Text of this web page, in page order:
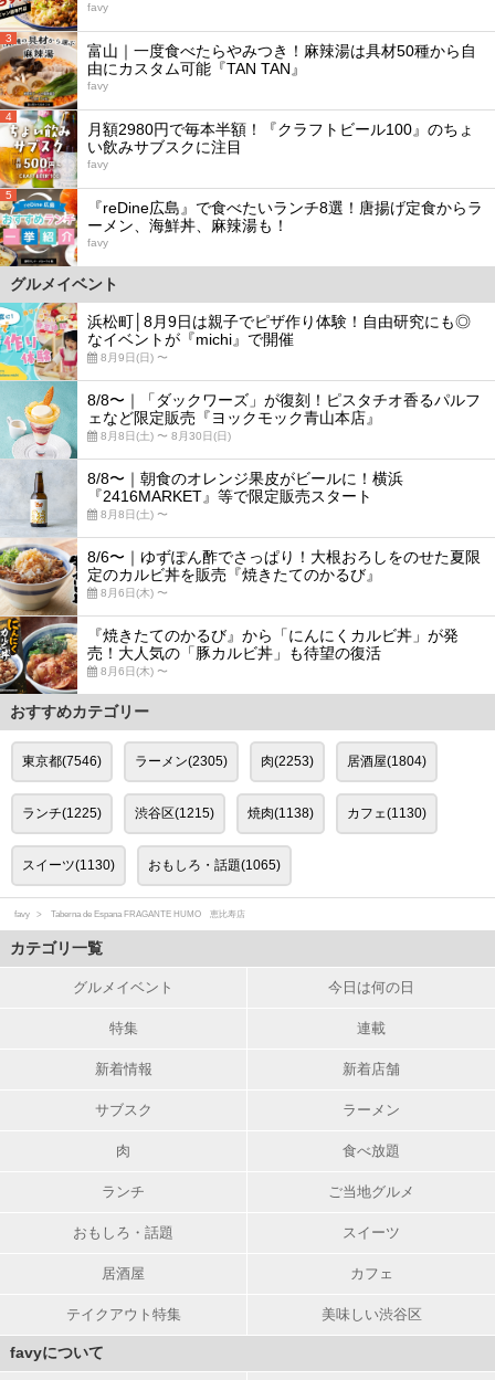
favy
3
富山｜一度食べたらやみつき！麻辣湯は具材50種から自
由にカスタム可能『TAN TAN』
favy
4
月額2980円で毎本半額！『クラフトビール100』のちょ
い飲みサブスクに注目
favy
5
『reDine広島』で食べたいランチ8選！唐揚げ定食からラ
ーメン、海鮮丼、麻辣湯も！
favy
グルメイベント
浜松町│8月9日は親子でピザ作り体験！自由研究にも◎
なイベントが『michi』で開催
8月9日(日) 〜
8/8〜｜「ダックワーズ」が復刻！ピスタチオ香るパルフ
ェなど限定販売『ヨックモック青山本店』
8月8日(土) 〜 8月30日(日)
8/8〜｜朝食のオレンジ果皮がビールに！横浜
『2416MARKET』等で限定販売スタート
8月8日(土) 〜
8/6〜｜ゆずぽん酢でさっぱり！大根おろしをのせた夏限
定のカルビ丼を販売『焼きたてのかるび』
8月6日(木) 〜
『焼きたてのかるび』から「にんにくカルビ丼」が発
売！大人気の「豚カルビ丼」も待望の復活
8月6日(木) 〜
おすすめカテゴリー
東京都(7546) ラーメン(2305) 肉(2253) 居酒屋(1804)
ランチ(1225) 渋谷区(1215) 焼肉(1138) カフェ(1130)
スイーツ(1130) おもしろ・話題(1065)
favy Taberna de Espana FRAGANTE HUMO 恵比寿店
カテゴリ一覧
グルメイベント 今日は何の日
特集 連載
新着情報 新着店舗
サブスク ラーメン
肉 食べ放題
ランチ ご当地グルメ
おもしろ・話題 スイーツ
居酒屋 カフェ
テイクアウト特集 美味しい渋谷区
favyについて